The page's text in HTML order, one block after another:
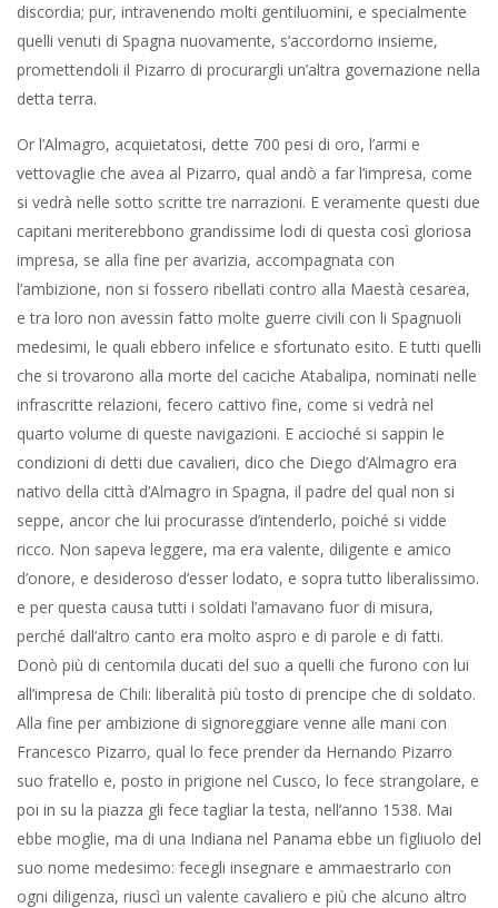
discordia; pur, intravenendo molti gentiluomini, e specialmente
quelli venuti di Spagna nuovamente, s’accordorno insieme,
promettendoli il Pizarro di procurargli un’altra governazione nella
detta terra.
Or l’Almagro, acquietatosi, dette 700 pesi di oro, l’armi e
vettovaglie che avea al Pizarro, qual andò a far l’impresa, come
si vedrà nelle sotto scritte tre narrazioni. E veramente questi due
capitani meriterebbono grandissime lodi di questa così gloriosa
impresa, se alla fine per avarizia, accompagnata con
l’ambizione, non si fossero ribellati contro alla Maestà cesarea,
e tra loro non avessin fatto molte guerre civili con li Spagnuoli
medesimi, le quali ebbero infelice e sfortunato esito. E tutti quelli
che si trovarono alla morte del caciche Atabalipa, nominati nelle
infrascritte relazioni, fecero cattivo fine, come si vedrà nel
quarto volume di queste navigazioni. E accioché si sappin le
condizioni di detti due cavalieri, dico che Diego d’Almagro era
nativo della città d’Almagro in Spagna, il padre del qual non si
seppe, ancor che lui procurasse d’intenderlo, poiché si vidde
ricco. Non sapeva leggere, ma era valente, diligente e amico
d’onore, e desideroso d’esser lodato, e sopra tutto liberalissimo.
e per questa causa tutti i soldati l’amavano fuor di misura,
perché dall’altro canto era molto aspro e di parole e di fatti.
Donò più di centomila ducati del suo a quelli che furono con lui
all’impresa de Chili: liberalità più tosto di prencipe che di soldato.
Alla fine per ambizione di signoreggiare venne alle mani con
Francesco Pizarro, qual lo fece prender da Hernando Pizarro
suo fratello e, posto in prigione nel Cusco, lo fece strangolare, e
poi in su la piazza gli fece tagliar la testa, nell’anno 1538. Mai
ebbe moglie, ma di una Indiana nel Panama ebbe un figliuolo del
suo nome medesimo: fecegli insegnare e ammaestrarlo con
ogni diligenza, riuscì un valente cavaliero e più che alcuno altro